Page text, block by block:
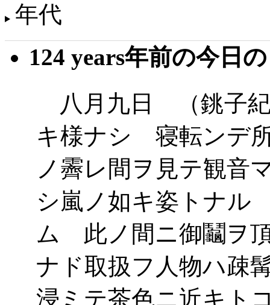
年代
124 years年前の今日
八月九日 （銚子
キ様ナシ 寝転ンデ
ノ霽レ間ヲ見テ観
シ嵐ノ如キ姿トナル
ム 此ノ間ニ御鬮ヲ
ナド取扱フ人物ハ疎
浸ミテ茶色ニ近キト